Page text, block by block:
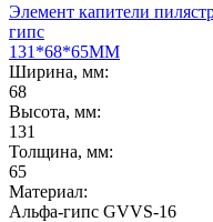
Элемент капители
гипс
131*68*65ММ
Ширина, мм:
68
Высота, мм:
131
Толщина, мм:
65
Материал:
Альфа-гипс GVVS-16